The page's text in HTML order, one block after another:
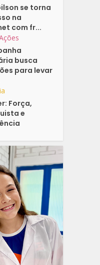
se torna
na
com fr...
busca
para levar
Força,
e